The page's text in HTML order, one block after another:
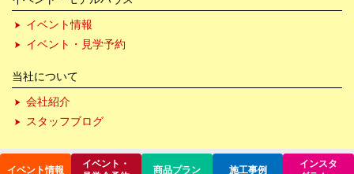
イベント情報
イベント・
商品プラン 施工事例
インスタ
イベント情報
イベント・見学予約
当社について
会社紹介
スタッフブログ